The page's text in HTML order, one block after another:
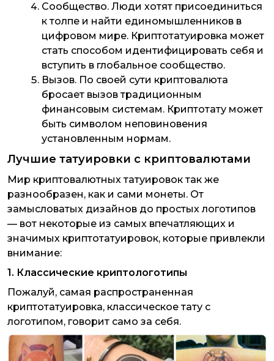
Сообщество. Люди хотят присоединиться
к толпе и найти единомышленников в
цифровом мире. Криптотатуировка может
стать способом идентифицировать себя и
вступить в глобальное сообщество.
Вызов. По своей сути криптовалюта
бросает вызов традиционным
финансовым системам. Криптотату может
быть символом неповиновения
установленным нормам.
Лучшие татуировки с криптовалютами
Мир криптовалютных татуировок так же
разнообразен, как и сами монеты. От
замысловатых дизайнов до простых логотипов
— вот некоторые из самых впечатляющих и
значимых криптотатуировок, которые привлекли
внимание:
1. Классические криптологотипы
Пожалуй, самая распространенная
криптотатуировка, классическое тату с
логотипом, говорит само за себя.